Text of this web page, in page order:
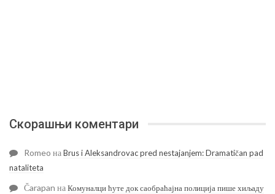
Скорашњи коментари
Romeo наBrus i Aleksandrovac pred nestajanjem: Dramatičan pad
nataliteta
Čarapan наКомуналци ћуте док саобраћајна полиција пише хиљаду